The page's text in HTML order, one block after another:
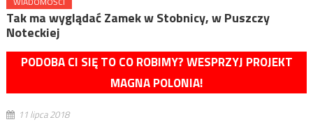
Tak ma wyglądać Zamek w Stobnicy, w Puszczy
Noteckiej
PODOBA CI SIĘ TO CO ROBIMY? WESPRZYJ PROJEKT
MAGNA POLONIA!
11 lipca 2018